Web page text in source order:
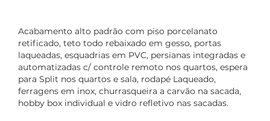
Acabamento alto padrão com piso porcelanato
retificado, teto todo rebaixado em gesso, portas
laqueadas, esquadrias em PVC, persianas integradas e
automatizadas c/ controle remoto nos quartos, espera
para Split nos quartos e sala, rodapé Laqueado,
ferragens em inox, churrasqueira a carvão na sacada,
hobby box individual e vidro refletivo nas sacadas.